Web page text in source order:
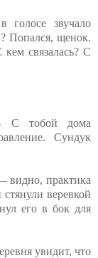
звучало
Попался, щенок.
связалась? С
С тобой дома
Сундук
видно, практика
веревкой
его в бок для
увидит, что